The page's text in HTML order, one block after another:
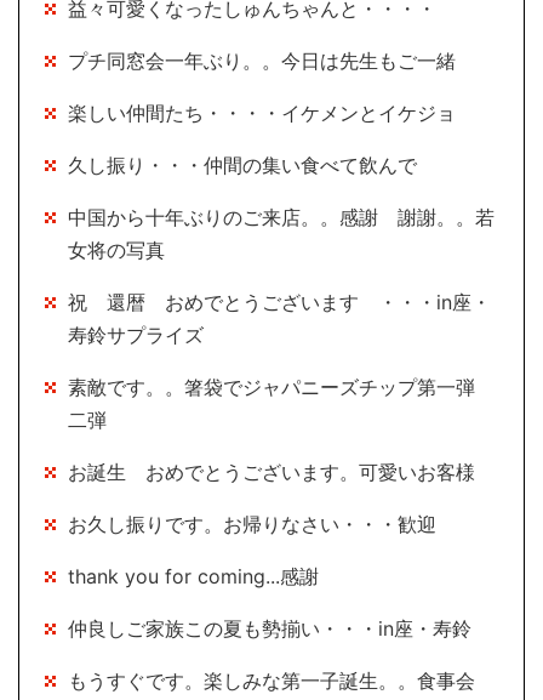
益々可愛くなったしゅんちゃんと・・・・
プチ同窓会一年ぶり。。今日は先生もご一緒
楽しい仲間たち・・・・イケメンとイケジョ
久し振り・・・仲間の集い食べて飲んで
中国から十年ぶりのご来店。。感謝 謝謝。。若
女将の写真
祝 還暦 おめでとうございます ・・・in座・
寿鈴サプライズ
素敵です。。箸袋でジャパニーズチップ第一弾
二弾
お誕生 おめでとうございます。可愛いお客様
お久し振りです。お帰りなさい・・・歓迎
thank you for coming...感謝
仲良しご家族この夏も勢揃い・・・in座・寿鈴
もうすぐです。楽しみな第一子誕生。。食事会